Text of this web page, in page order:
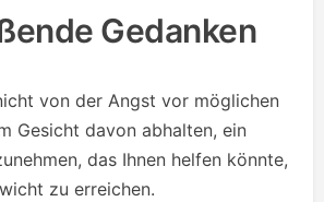
Gedanken
von der Angst vor möglichen
Gesicht davon abhalten, ein
das Ihnen helfen könnte,
zu erreichen.